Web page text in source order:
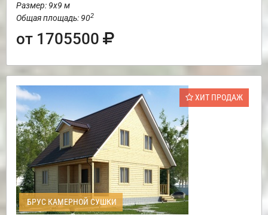
Размер: 9х9 м
Общая площадь: 902
от 1705500
ХИТ ПРОДАЖ
БРУС КАМЕРНОЙ СУШКИ